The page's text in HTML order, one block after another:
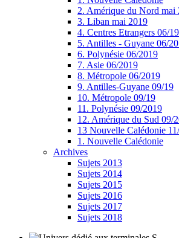
2. Amérique du Nord mai
3. Liban mai 2019
4. Centres Etrangers 06/19
5. Antilles - Guyane 06/
6. Polynésie 06/2019
7. Asie 06/2019
8. Métropole 06/2019
9. Antilles-Guyane 09/19
10. Métropole 09/19
11. Polynésie 09/2019
12. Amérique du Sud 09/
13 Nouvelle Calédonie
1. Nouvelle Calédonie
Archives
Sujets 2013
Sujets 2014
Sujets 2015
Sujets 2016
Sujets 2017
Sujets 2018